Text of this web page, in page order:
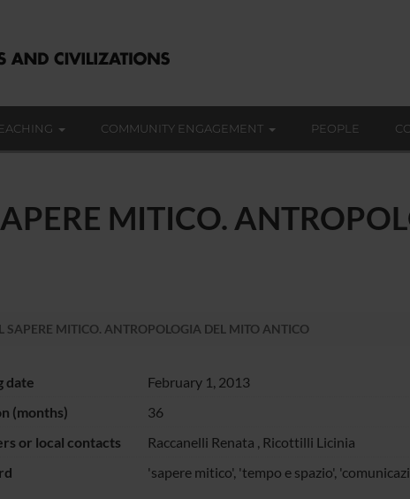
COMMUNITY ENGAGEMENT PEOPLE
MITICO.
SAPERE MITICO. ANTROPOLOGIA DEL MITO ANTICO
date
February 1, 2013
(months)
36
or local contacts
Raccanelli Renata , Ricottilli Licinia
'sapere mitico', 'tempo e spazio',